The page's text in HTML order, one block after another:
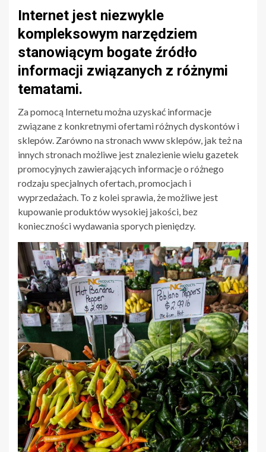
Internet jest niezwykle
kompleksowym narzędziem
stanowiącym bogate źródło
informacji związanych z różnymi
tematami.
Za pomocą Internetu można uzyskać informacje
związane z konkretnymi ofertami różnych dyskontów i
sklepów. Zarówno na stronach www sklepów, jak też na
innych stronach możliwe jest znalezienie wielu gazetek
promocyjnych zawierających informacje o różnego
rodzaju specjalnych ofertach, promocjach i
wyprzedażach. To z kolei sprawia, że możliwe jest
kupowanie produktów wysokiej jakości, bez
konieczności wydawania sporych pieniędzy.